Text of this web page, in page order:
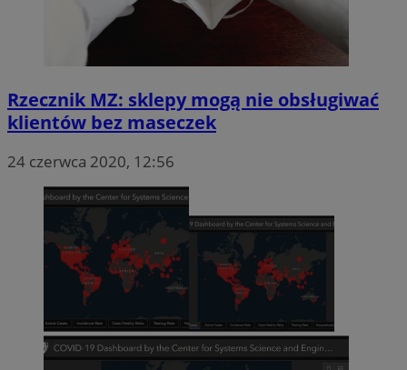
Rzecznik MZ: sklepy mogą nie obsługiwać
klientów bez maseczek
24 czerwca 2020, 12:56